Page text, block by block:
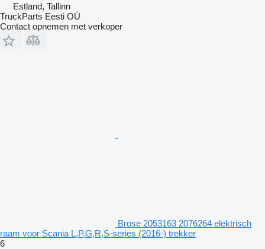
Estland, Tallinn
TruckParts Eesti OÜ
Contact opnemen met verkoper
Brose 2053163 2076264 elektrisch
raam voor Scania L,P,G,R,S-series (2016-) trekker
6